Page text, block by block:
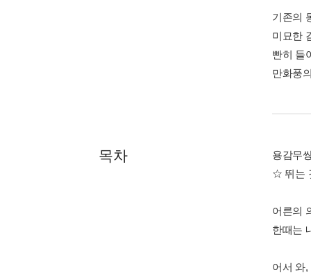
기존의
미묘한
빤히 들
만화풍
목차
용감무
☆ 뛰는
어른의
한때는
어서 와